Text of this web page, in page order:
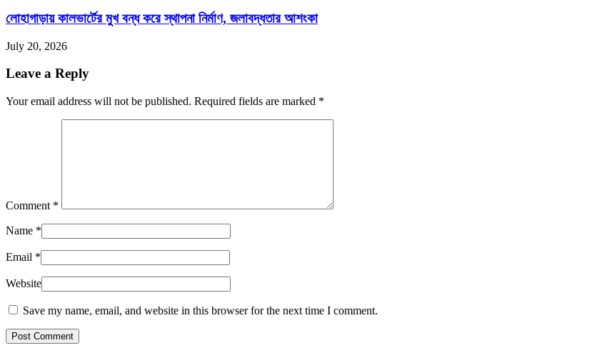
লোহাগাড়ায় কালভার্টের মুখ বন্ধ করে স্থাপনা নির্মাণ, জলাবদ্ধতার আশংকা
July 20, 2026
Leave a Reply
Your email address will not be published. Required fields are marked *
Comment *
Name *
Email *
Website
Save my name, email, and website in this browser for the next time I comment.